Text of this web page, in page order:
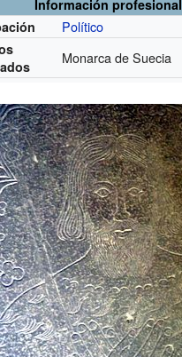
Información profesional
Político
Monarca de Suecia